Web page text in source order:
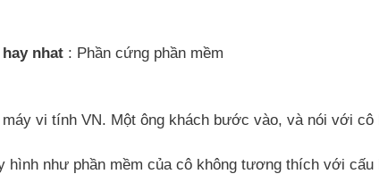
nhat : Phần cứng phần mềm
vi tính VN. Một ông khách bước vào, và nói với cô
hình như phần mềm của cô không tương thích với